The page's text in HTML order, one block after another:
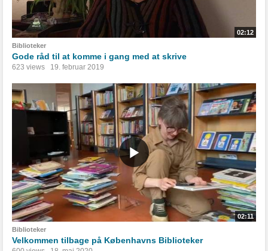
02:12
Biblioteker
Gode råd til at komme i gang med at skrive
623 views 19. februar 2019
02:11
Biblioteker
Velkommen tilbage på Københavns Biblioteker